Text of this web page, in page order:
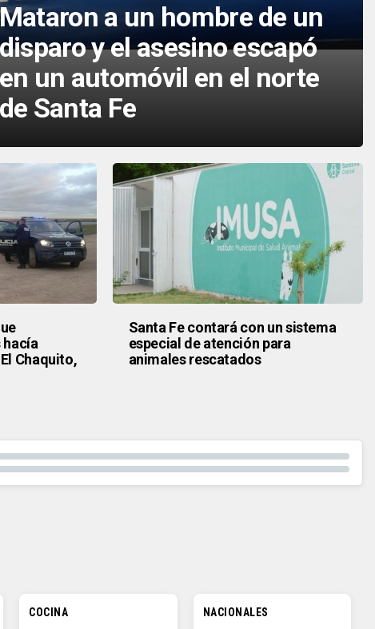
a un hombre de un
y el asesino escapó
en un automóvil en el norte
de Santa Fe
hacía
Chaquito,
Santa Fe contará con un sistema
especial de atención para
animales rescatados
COCINA NACIONALES